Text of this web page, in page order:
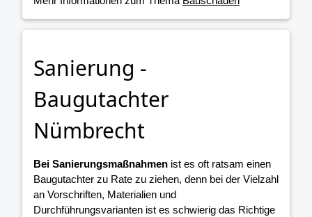
Sanierung -
Baugutachter
Nümbrecht
Bei Sanierungsmaßnahmen ist es oft ratsam einen
Baugutachter zu Rate zu ziehen, denn bei der Vielzahl
an Vorschriften, Materialien und
Durchführungsvarianten ist es schwierig das Richtige